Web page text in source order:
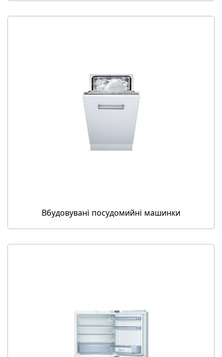
Вбудовувані посудомийні машинки